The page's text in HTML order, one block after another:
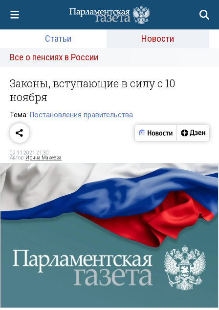
Статьи
Новости
Все о пенсиях в России
Законы, вступающие в силу с 10
ноября
Тема: Постановления правительства
09.11.2021 21:30
Автор: Ирина Макеева